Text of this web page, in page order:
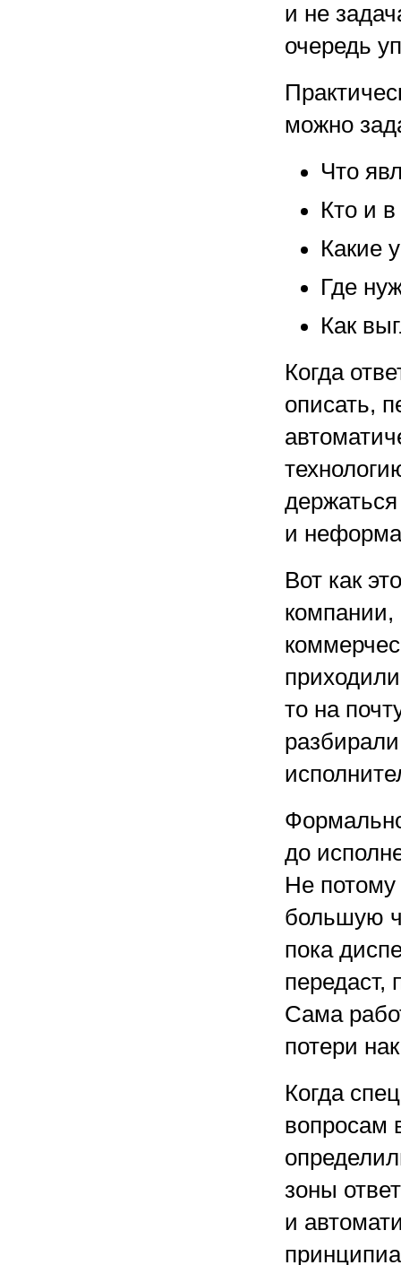
и не
очередь
можно
Что
Кто и
Какие
Где
Как
Когда
описать,
и
Вот как
компании,
то на
до
Не
большую
пока
передаст,
Сама
потери
Когда
вопросам
зоны
и